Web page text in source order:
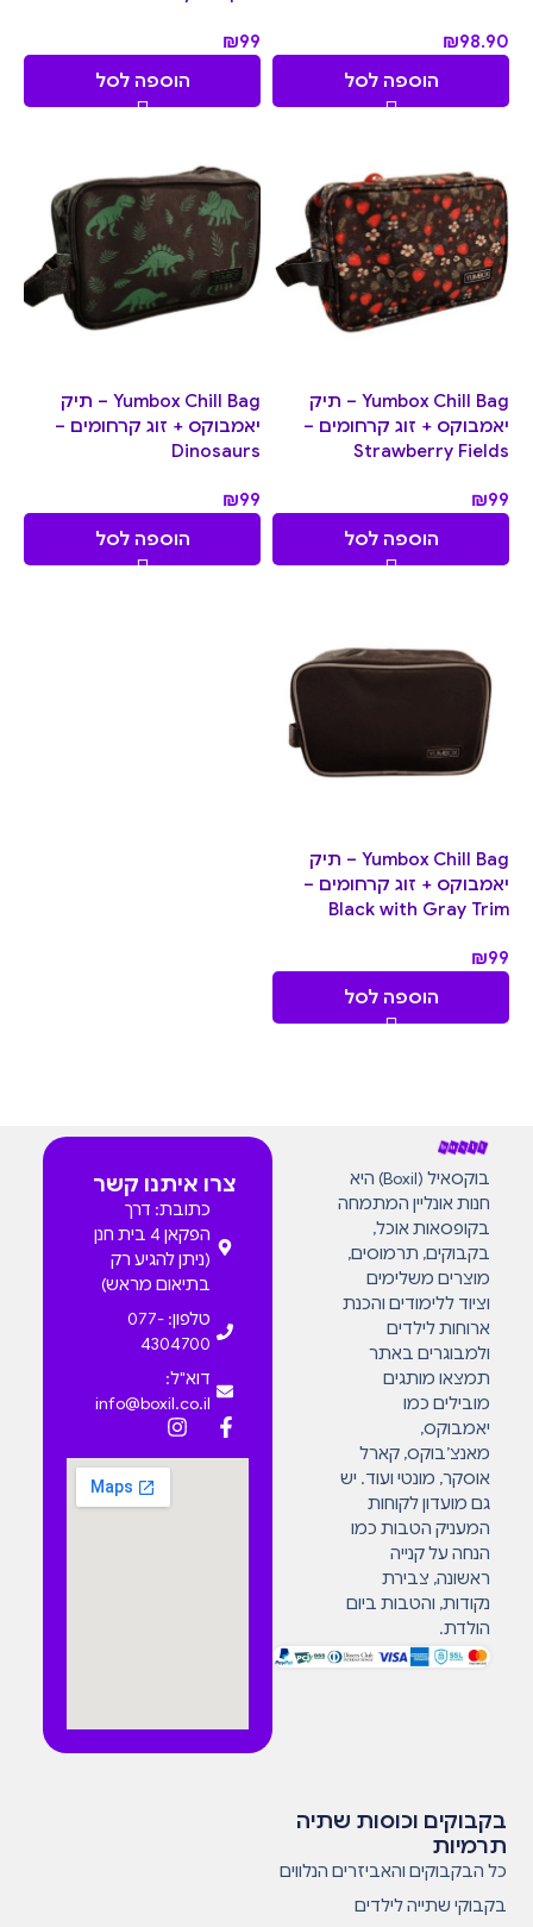
₪98.90
הוספה לסל
₪99
הוספה לסל
Yumbox Chill Bag – תיק
יאמבוקס + זוג קרחומים –
Strawberry Fields
₪99
הוספה לסל
Yumbox Chill Bag – תיק
יאמבוקס + זוג קרחומים –
Dinosaurs
₪99
הוספה לסל
Yumbox Chill Bag – תיק
יאמבוקס + זוג קרחומים –
Black with Gray Trim
₪99
הוספה לסל
בוקסאיל (Boxil) היא
חנות אונליין המתמחה
בקופסאות אוכל,
בקבוקים, תרמוסים,
מוצרים משלימים
וציוד ללימודים והכנת
ארוחות לילדים
ולמבוגרים באתר
תמצאו מותגים
מובילים כמו
יאמבוקס,
מאנצ’בוקס, קארל
אוסקר, מונטי ועוד. יש
גם מועדון לקוחות
המעניק הטבות כמו
הנחה על קנייה
ראשונה, צבירת
נקודות, והטבות ביום
הולדת.
צרו איתנו קשר
כתובת: דרך
הפקאן 4 בית חנן
(ניתן להגיע רק
בתיאום מראש)
טלפון: 077-
4304700
דוא"ל:
info@boxil.co.il
בקבוקים וכוסות שתיה
תרמיות
כל הבקבוקים והאביזרים הנלווים
בקבוקי שתייה לילדים